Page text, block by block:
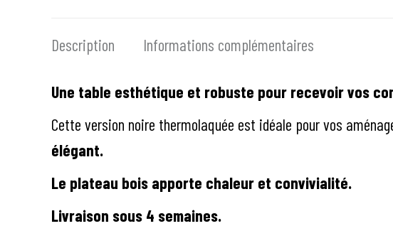
Description Informations complémentaires
Une table esthétique et robuste pour recevoir vos
Cette version noire thermolaquée est idéale pour vos
élégant.
Le plateau bois apporte chaleur et convivialité.
Livraison sous 4 semaines.